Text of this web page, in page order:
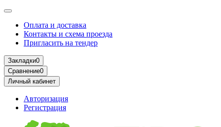
Оплата и доставка
Контакты и схема проезда
Пригласить на тендер
Закладки0
Сравнение0
Личный кабинет
Авторизация
Регистрация